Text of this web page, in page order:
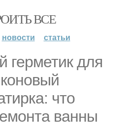
ВСЕ
новости статьи
герметик для
что
ванны